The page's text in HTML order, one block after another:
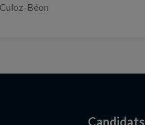
Béon
Candidats